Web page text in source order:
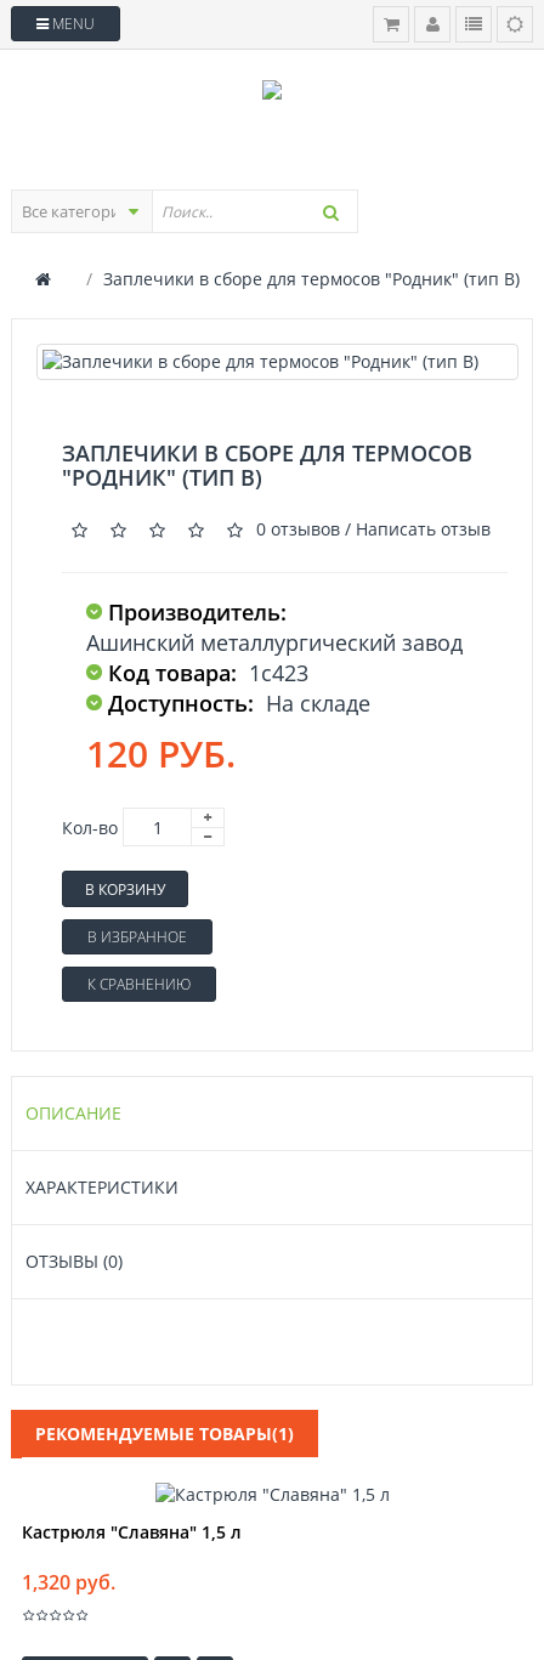
MENU
Заплечики в сборе для термосов "Родник" (тип B)
ЗАПЛЕЧИКИ В СБОРЕ ДЛЯ ТЕРМОСОВ
"РОДНИК" (ТИП B)
0 отзывов / Написать отзыв
Производитель:
Ашинский металлургический завод
Код товара: 1с423
Доступность: На складе
120 РУБ.
Кол-во
В КОРЗИНУ
В ИЗБРАННОЕ
К СРАВНЕНИЮ
ОПИСАНИЕ
ХАРАКТЕРИСТИКИ
ОТЗЫВЫ (0)
РЕКОМЕНДУЕМЫЕ ТОВАРЫ(1)
Кастрюля "Славяна" 1,5 л
1,320 руб.